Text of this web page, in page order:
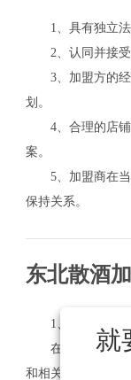
就
1、具有独立法
2、认同并接受“
3、加盟方的经
划。
4、合理的店铺
案。
5、加盟商在当
保持关系。
东北散酒
1、加盟咨询
在确定加盟前，
和相关的加盟政策。